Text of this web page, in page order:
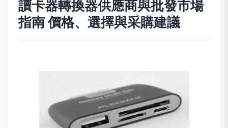
讀卡器轉換器供應商與批發市場
指南 價格、選擇與采購建議